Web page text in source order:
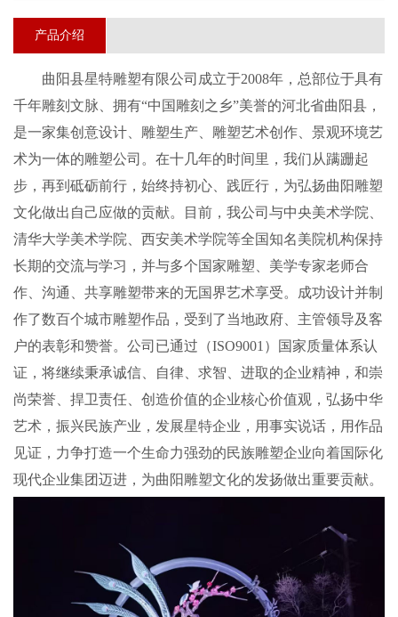
产品介绍
曲阳县星特雕塑有限公司成立于2008年，总部位于具有
千年雕刻文脉、拥有“中国雕刻之乡”美誉的河北省曲阳县，
是一家集创意设计、雕塑生产、雕塑艺术创作、景观环境艺
术为一体的雕塑公司。在十几年的时间里，我们从蹒跚起
步，再到砥砺前行，始终持初心、践匠行，为弘扬曲阳雕塑
文化做出自己应做的贡献。 目前 ，我公司 与中央美术学院、
清华大学美术学院、西安美术学院等全国知名美院机构保持
长期的交流与学习，并与多个国家雕塑、美学专家老师合
作、沟通、共享雕塑带来的无国界艺术享受。成功设计并制
作了数百个城市雕塑作品，受到了当地政府、主管领导及客
户的表彰和赞誉。 公司 已通过（ISO9001）国 家质量体系认
证 ， 将继续秉承诚信、自律、求智、进取的企业精神，和崇
尚荣誉、捍卫责任、创造价值的企业核心价值观，弘扬中华
艺术，振兴民族产业，发展星特企业，用事实说话，用作品
见证，力争打造一个生命力强劲的民族雕塑企业向着国际化
现代企业集团迈进，为曲阳雕塑文化的发扬做出重要贡献。